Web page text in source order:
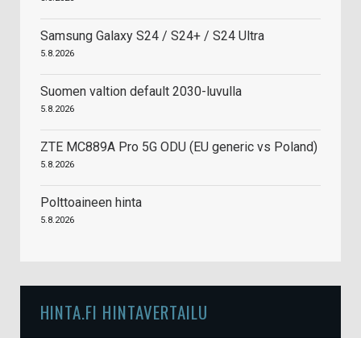
Samsung Galaxy S24 / S24+ / S24 Ultra
5.8.2026
Suomen valtion default 2030-luvulla
5.8.2026
ZTE MC889A Pro 5G ODU (EU generic vs Poland)
5.8.2026
Polttoaineen hinta
5.8.2026
HINTA.FI HINTAVERTAILU